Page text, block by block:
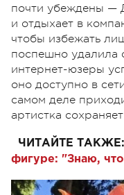
почти убеждены —
и отдыхает в
чтобы избежать
поспешно удалила
интернет-юзеры
оно доступно в
самом деле
артистка
ЧИТАЙТЕ ТАКЖЕ:
фигуре: "Знаю, что